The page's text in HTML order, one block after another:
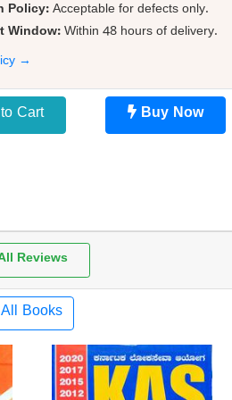
Policy:Acceptable for defects only.
Window:Within 48 hours of delivery.
→
Cart Buy Now
Reviews
All Books